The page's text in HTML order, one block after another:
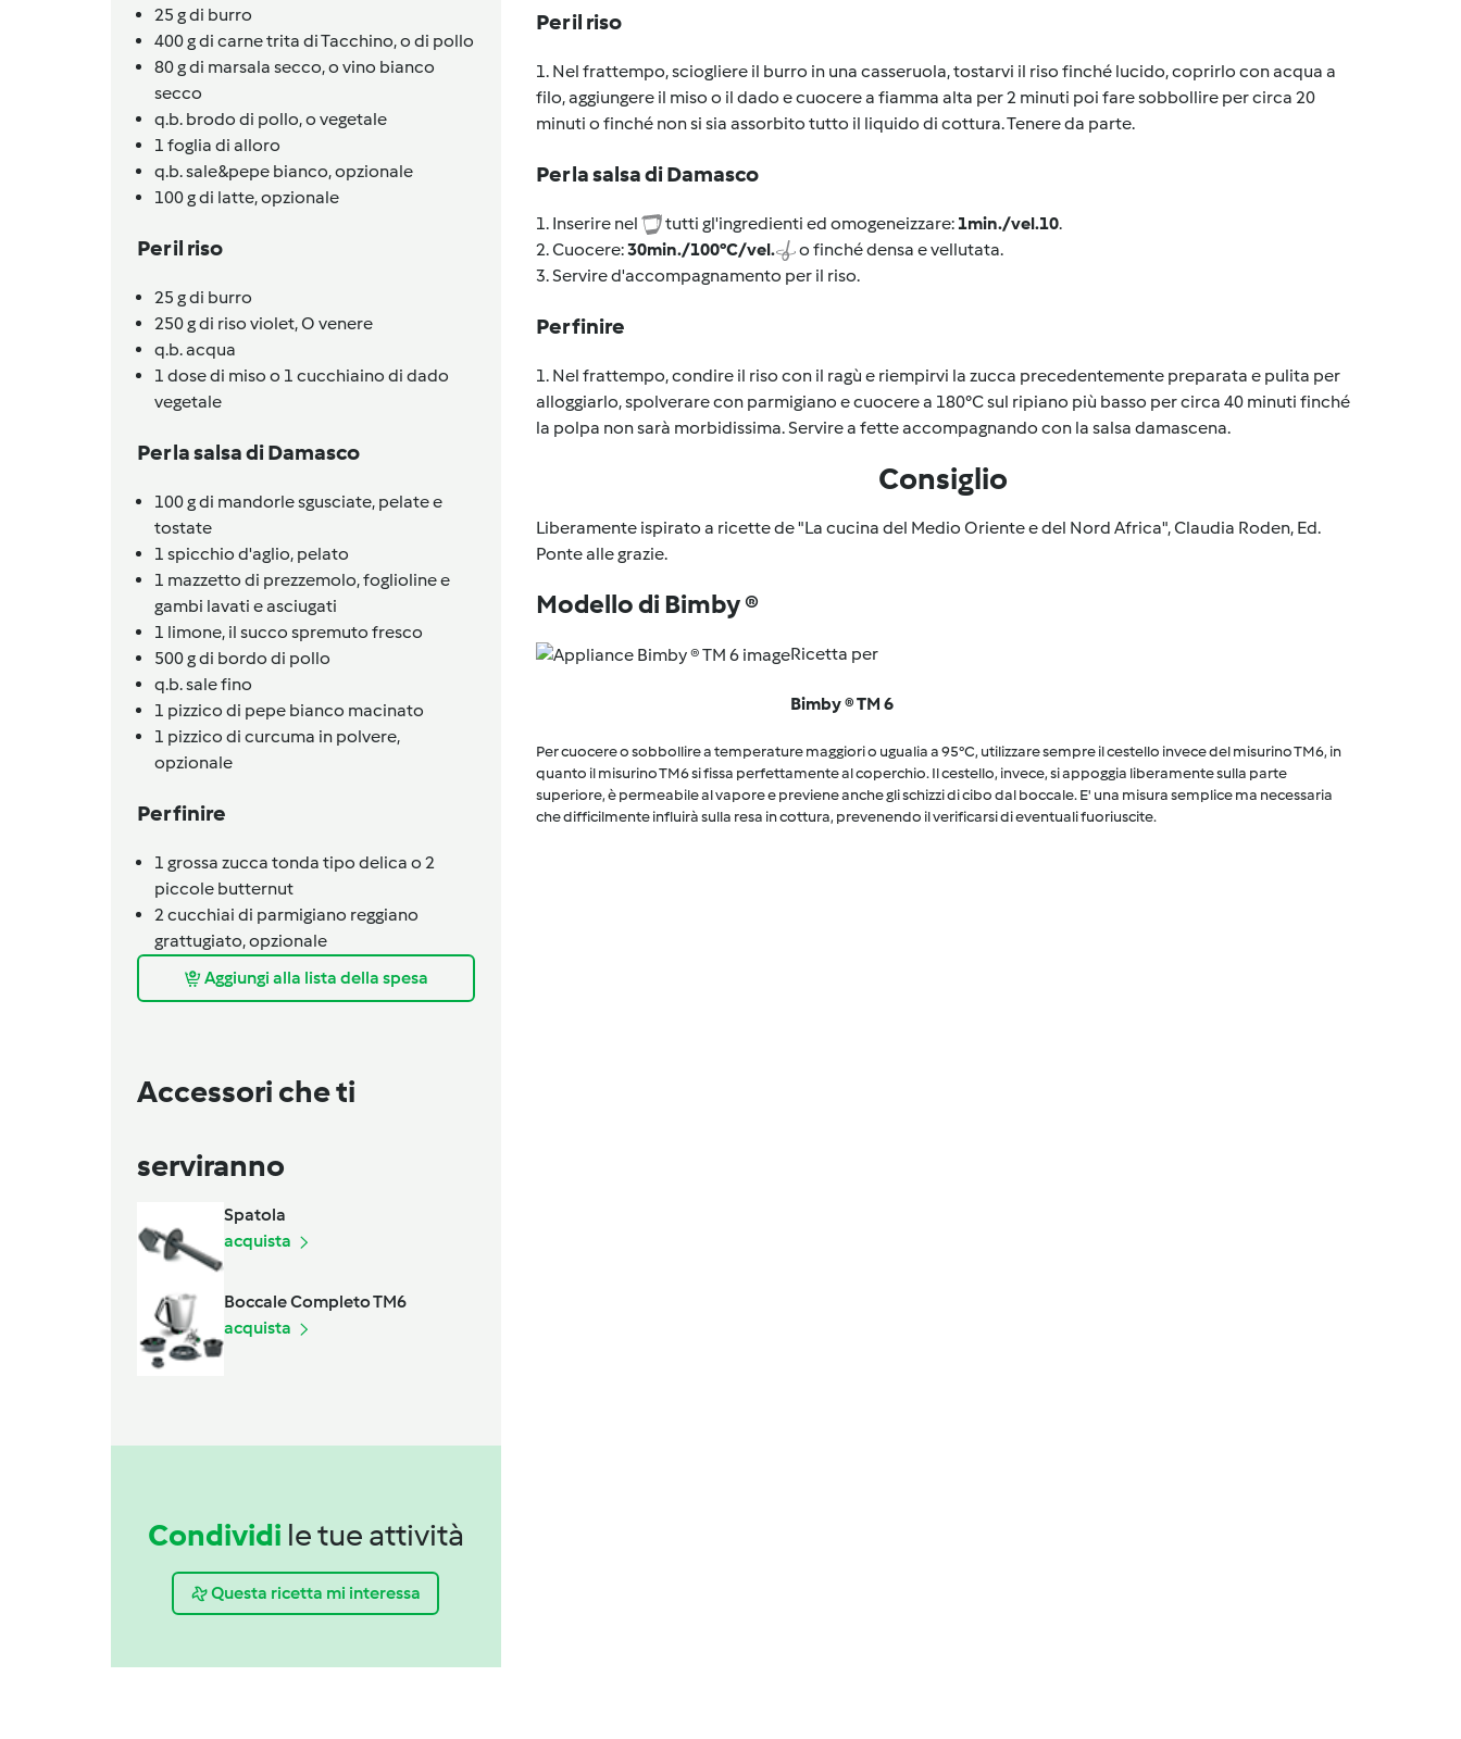
25 g di burro
400g di carne trita di Tacchino,o di pollo
80g di marsala secco,o vino bianco
secco
q.b. brodo di pollo,o vegetale
1 foglia di alloro
q.b.sale&pepe bianco,opzionale
100g di latte,opzionale
Per il riso
25 g di burro
250g di riso violet,O venere
q.b.acqua
1 dose di miso o 1 cucchiaino di dado
vegetale
Per la salsa di Damasco
100g di mandorle sgusciate, pelate e
tostate
1 spicchio d'aglio, pelato
1 mazzetto di prezzemolo,foglioline e
gambi lavati e asciugati
1 limone, il succo spremuto fresco
500g di bordo di pollo
q.b.sale fino
1 pizzico di pepe bianco macinato
1 pizzico di curcuma in polvere,
opzionale
Per finire
1 grossa zucca tonda tipo delica o 2
piccole butternut
2cucchiai di parmigiano reggiano
grattugiato,opzionale
Aggiungi alla lista della spesa
Accessori che ti
serviranno
Spatola
acquista
Boccale Completo TM6
acquista
Condividi le tue attività
Questa ricetta mi interessa
Per il riso
1. Nel frattempo, sciogliere il burro in una casseruola, tostarvi il riso finché lucido, coprirlo con acqua a
filo, aggiungere il miso o il dado e cuocere a fiamma alta per 2 minuti poi fare sobbollire per circa 20
minuti o finché non si sia assorbito tutto il liquido di cottura. Tenere da parte.
Per la salsa di Damasco
1. Inserire nel tutti gl'ingredienti ed omogeneizzare: 1min./vel.10.
2. Cuocere:30min./100°C/vel.
o finché densa e vellutata.
3. Servire d'accompagnamento per il riso.
Per finire
1. Nel frattempo, condire il riso con il ragù e riempirvi la zucca precedentemente preparata e pulita per
alloggiarlo, spolverare con parmigiano e cuocere a 180°C sul ripiano più basso per circa 40 minuti finché
la polpa non sarà morbidissima. Servire a fette accompagnando con la salsa damascena.
Consiglio
Liberamente ispirato a ricette de "La cucina del Medio Oriente e del Nord Africa", Claudia Roden, Ed.
Ponte alle grazie.
Modello di Bimby ®
Ricetta per
Bimby ® TM 6
Per cuocere o sobbollire a temperature maggiori o ugualia a 95°C, utilizzare sempre il cestello invece del misurino TM6, in
quanto il misurino TM6 si fissa perfettamente al coperchio. Il cestello, invece, si appoggia liberamente sulla parte
superiore, è permeabile al vapore e previene anche gli schizzi di cibo dal boccale. E' una misura semplice ma necessaria
che difficilmente influirà sulla resa in cottura, prevenendo il verificarsi di eventuali fuoriuscite.